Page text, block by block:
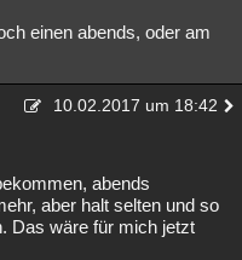
einen abends, oder am
10.02.2017 um 18:42
abends
aber halt selten und so
Das wäre für mich jetzt